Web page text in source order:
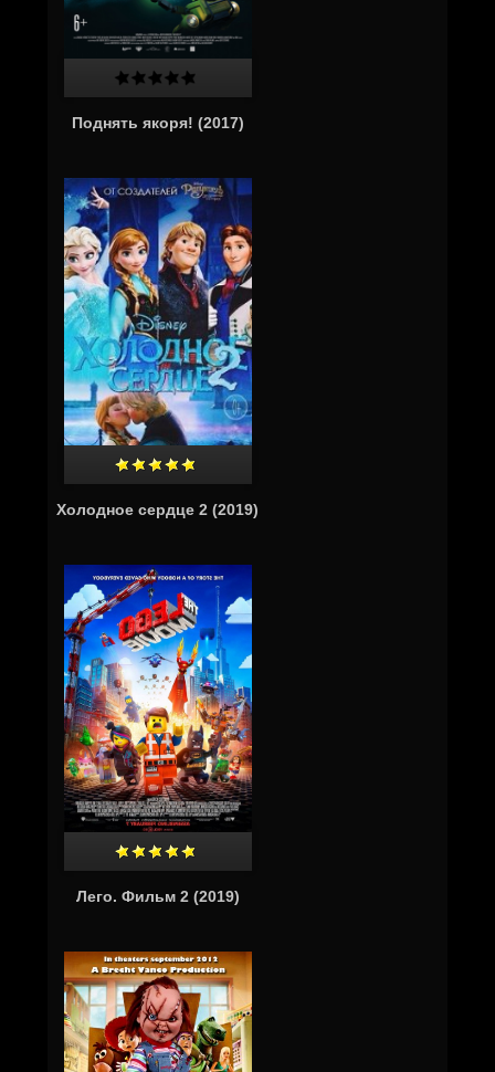
Поднять якоря! (2017)
Холодное сердце 2 (2019)
Лего. Фильм 2 (2019)